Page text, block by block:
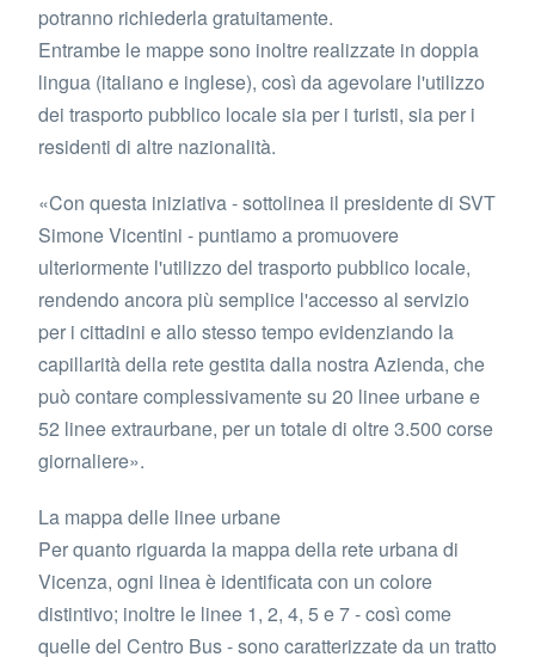
potranno richiederla gratuitamente.
Entrambe le mappe sono inoltre realizzate in doppia
lingua (italiano e inglese), così da agevolare l'utilizzo
dei trasporto pubblico locale sia per i turisti, sia per i
residenti di altre nazionalità.
«Con questa iniziativa - sottolinea il presidente di SVT
Simone Vicentini - puntiamo a promuovere
ulteriormente l'utilizzo del trasporto pubblico locale,
rendendo ancora più semplice l'accesso al servizio
per i cittadini e allo stesso tempo evidenziando la
capillarità della rete gestita dalla nostra Azienda, che
può contare complessivamente su 20 linee urbane e
52 linee extraurbane, per un totale di oltre 3.500 corse
giornaliere».
La mappa delle linee urbane
Per quanto riguarda la mappa della rete urbana di
Vicenza, ogni linea è identificata con un colore
distintivo; inoltre le linee 1, 2, 4, 5 e 7 - così come
quelle del Centro Bus - sono caratterizzate da un tratto